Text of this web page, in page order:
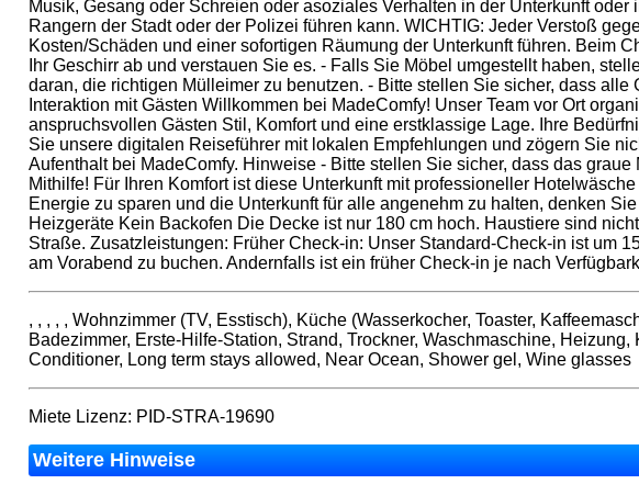
Musik, Gesang oder Schreien oder asoziales Verhalten in der Unterkunft
Rangern der Stadt oder der Polizei führen kann. WICHTIG: Jeder Verstoß
Kosten/Schäden und einer sofortigen Räumung der Unterkunft führen. Beim
Ihr Geschirr ab und verstauen Sie es. - Falls Sie Möbel umgestellt haben,
daran, die richtigen Mülleimer zu benutzen. - Bitte stellen Sie sicher, dass
Interaktion mit Gästen Willkommen bei MadeComfy! Unser Team vor Ort
anspruchsvollen Gästen Stil, Komfort und eine erstklassige Lage. Ihre
Sie unsere digitalen Reiseführer mit lokalen Empfehlungen und zögern Sie
Aufenthalt bei MadeComfy. Hinweise - Bitte stellen Sie sicher, dass das
Mithilfe! Für Ihren Komfort ist diese Unterkunft mit professioneller
Energie zu sparen und die Unterkunft für alle angenehm zu halten, denken
Heizgeräte Kein Backofen Die Decke ist nur 180 cm hoch. Haustiere sind
Straße. Zusatzleistungen: Früher Check-in: Unser Standard-Check-in ist um
am Vorabend zu buchen. Andernfalls ist ein früher Check-in je nach
, , , , , Wohnzimmer (TV, Esstisch), Küche (Wasserkocher, Toaster,
Badezimmer, Erste-Hilfe-Station, Strand, Trockner, Waschmaschine,
Conditioner, Long term stays allowed, Near Ocean, Shower gel, Wine glasses
Miete Lizenz: PID-STRA-19690
Weitere Hinweise